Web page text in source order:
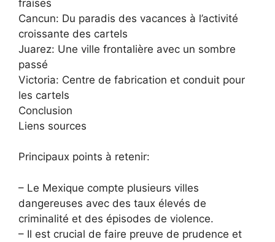
fraises
Cancun: Du paradis des vacances à l’activité
croissante des cartels
Juarez: Une ville frontalière avec un sombre
passé
Victoria: Centre de fabrication et conduit pour
les cartels
Conclusion
Liens sources
Principaux points à retenir:
– Le Mexique compte plusieurs villes
dangereuses avec des taux élevés de
criminalité et des épisodes de violence.
– Il est crucial de faire preuve de prudence et